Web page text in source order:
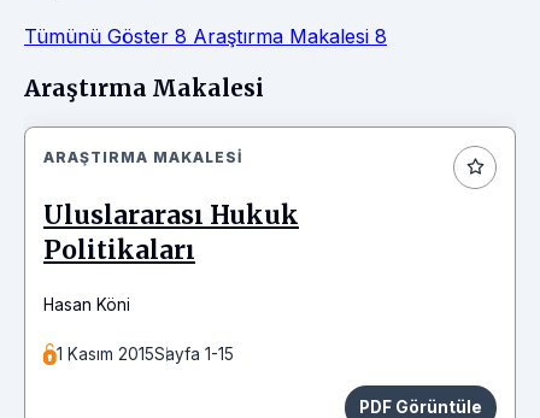
Tümünü Göster 8 Araştırma Makalesi 8
Makaleler
Araştırma Makalesi
ARAŞTIRMA MAKALESI
Uluslararası Hukuk
Politikaları
Hasan Köni
1 Kasım 2015Sayfa 1-15
PDF Görüntüle